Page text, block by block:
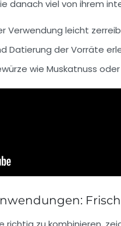
danach viel von ihrem
Verwendung leicht
Datierung der Vorräte
wie Muskatnuss